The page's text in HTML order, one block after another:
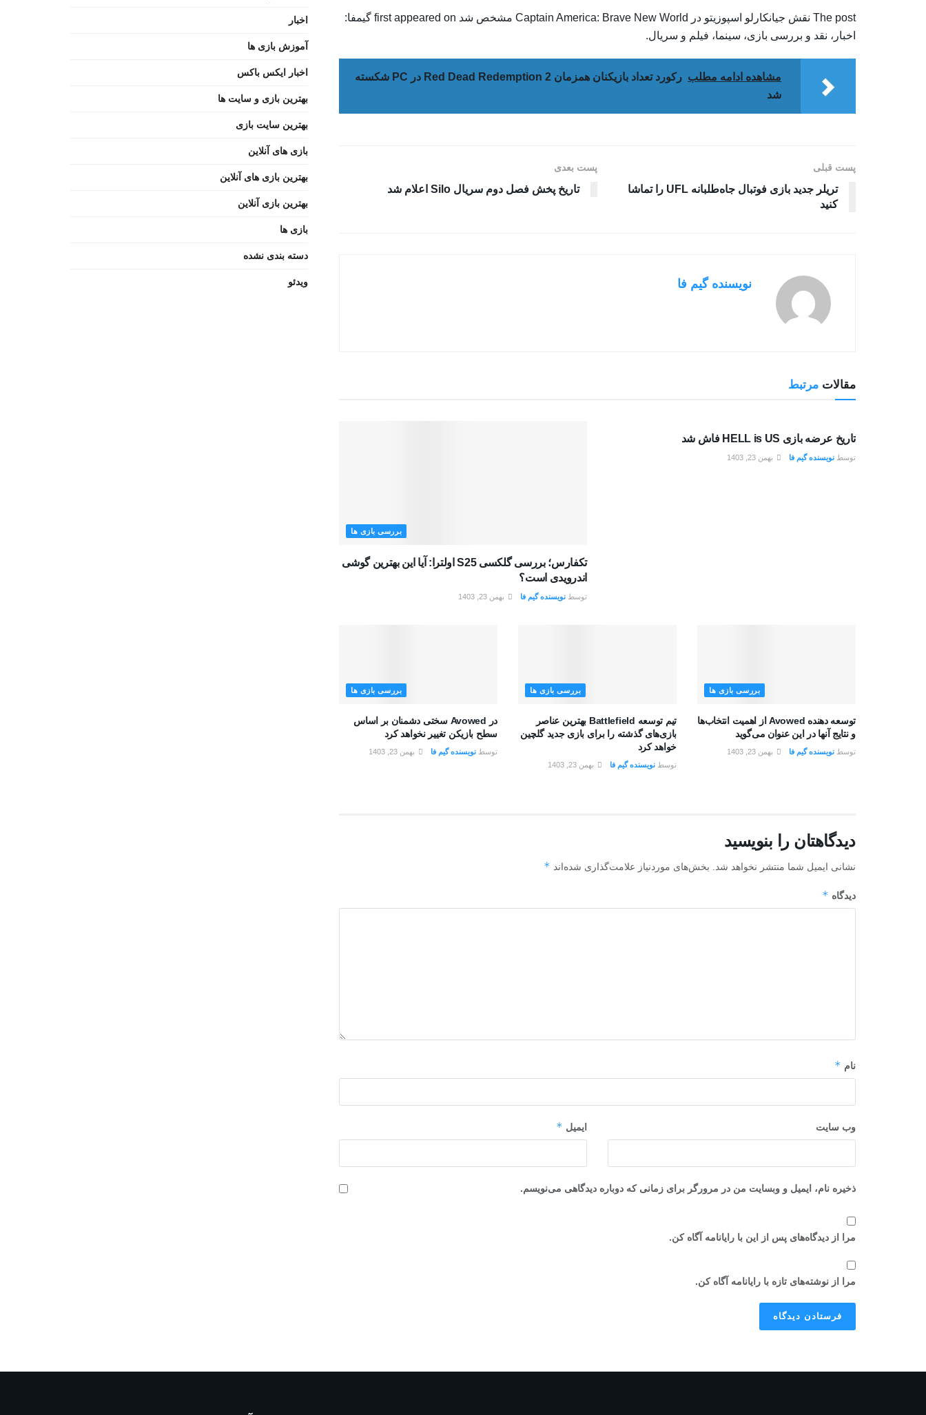
The post نقش جیانکارلو اسپوزیتو در Captain America: Brave New World مشخص شد first appeared on گیمفا:
اخبار، نقد و بررسی بازی، سینما، فیلم و سریال.
مشاهده ادامه مطلب
رکورد تعداد بازیکنان همزمان Red Dead Redemption 2 در PC شکسته
شد
پست قبلی
تریلر جدید بازی فوتبال جاه‌طلبانه UFL را تماشا
کنید
پست بعدی
تاریخ پخش فصل دوم سریال Silo اعلام شد
نویسنده گیم فا
مقالات مرتبط
تاریخ عرضه بازی HELL is US فاش شد
توسط نویسنده گیم فا بهمن 23, 1403
بررسی بازی ها
تکفارس؛ بررسی گلکسی S25 اولترا: آیا این بهترین گوشی
اندرویدی است؟
توسط نویسنده گیم فا بهمن 23, 1403
بررسی بازی ها
توسعه دهنده Avowed از اهمیت انتخاب‌ها
و نتایج آنها در این عنوان می‌گوید
توسط نویسنده گیم فا بهمن 23, 1403
بررسی بازی ها
تیم توسعه Battlefield بهترین عناصر
بازی‌های گذشته را برای بازی جدید گلچین
خواهد کرد
توسط نویسنده گیم فا بهمن 23, 1403
بررسی بازی ها
در Avowed سختی دشمنان بر اساس
سطح بازیکن تغییر نخواهد کرد
توسط نویسنده گیم فا بهمن 23, 1403
دیدگاهتان را بنویسید
نشانی ایمیل شما منتشر نخواهد شد. بخش‌های موردنیاز علامت‌گذاری شده‌اند *
دیدگاه *
نام *
ایمیل * وب‌ سایت
ذخیره نام، ایمیل و وبسایت من در مرورگر برای زمانی که دوباره دیدگاهی می‌نویسم.
مرا از دیدگاه‌های پس از این با رایانامه آگاه کن.
مرا از نوشته‌های تازه با رایانامه آگاه کن.
اخبار
آموزش بازی ها
اخبار ایکس باکس
بهترین بازی و سایت ها
بهترین سایت بازی
بازی های آنلاین
بهترین بازی های آنلاین
بهترین بازی آنلاین
بازی ها
دسته بندی نشده
ویدئو